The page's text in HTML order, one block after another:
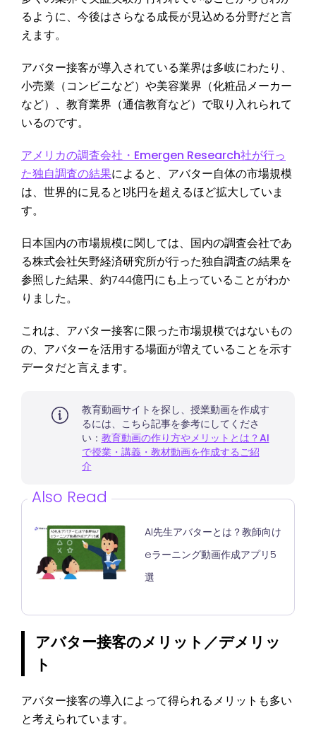
るように、今後はさらなる成長が見込める分野だと言
えます。
アバター接客が導入されている業界は多岐にわたり、
小売業（コンビニなど）や美容業界（化粧品メーカー
など）、教育業界（通信教育など）で取り入れられて
いるのです。
アメリカの調査会社・Emergen Research社が行っ
た独自調査の結果によると、アバター自体の市場規模
は、世界的に見ると1兆円を超えるほど拡大していま
す。
日本国内の市場規模に関しては、国内の調査会社であ
る株式会社矢野経済研究所が行った独自調査の結果を
参照した結果、約744億円にも上っていることがわか
りました。
これは、アバター接客に限った市場規模ではないもの
の、アバターを活用する場面が増えていることを示す
データだと言えます。
教育動画サイトを探し、授業動画を作成す
るには、こちら記事を参考にしてくださ
い： 教育動画の作り方やメリットとは？AI
で授業・講義・教材動画を作成するご紹
介
Also Read
AI先生アバターとは？教師向け
eラーニング動画作成アプリ5
選
アバター接客のメリット／デメリッ
ト
アバター接客の導入によって得られるメリットも多い
と考えられています。